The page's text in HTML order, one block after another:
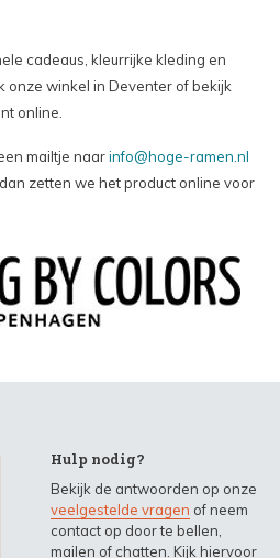
cadeaus, kleurrijke kleding en
onze winkel in Deventer of bekijk
online.
mailtje naarinfo@hoge-ramen.nl
, dan zetten we het product online voor
Hulp nodig?
Bekijk de antwoorden op onze
veelgestelde vragen of neem
contact op door te bellen,
mailen of chatten. Kijk hiervoor